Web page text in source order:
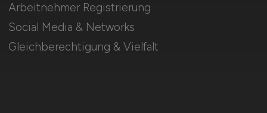
Arbeitnehmer Registrierung
Social Media & Networks
Gleichberechtigung & Vielfalt